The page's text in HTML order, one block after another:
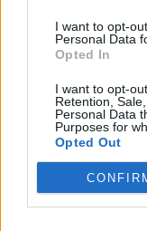
I want to opt-
Personal Data
Opted In
I want to opt-
Retention,
Personal Data
Purposes for
Opted Out
ΜΟΝΌΠΕΤΡΟ
ΔΙΑΜΆΝΤΙ 0.35CT
€1.737€